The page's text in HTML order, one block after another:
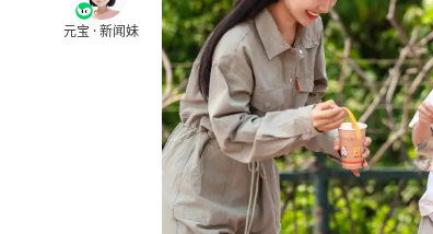
元宝 · 新闻妹